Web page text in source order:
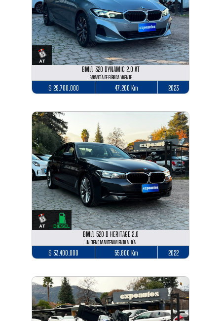
BMW 320 DYNAMIC 2.0 AT
GARANTÍA DE FÁBRICA VIGENTE
$ 29.700.000 47.200 Km 2023
BMW 520 D HERITAGE 2.0
UN DUEÑO MANTENIMIENTO AL DÍA
$ 33.400.000 55.800 Km 2022